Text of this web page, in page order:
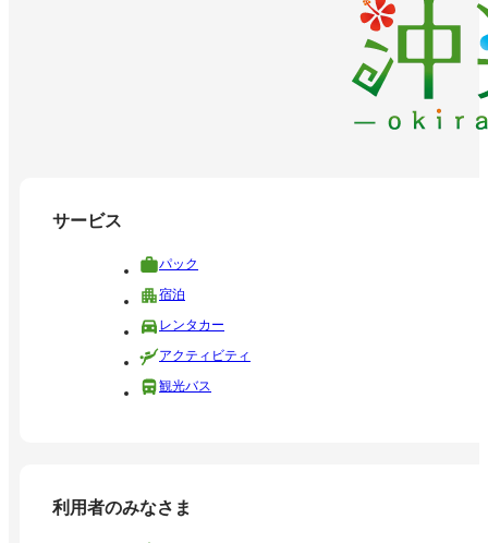
サービス
パック
宿泊
レンタカー
アクティビティ
観光バス
利用者のみなさま